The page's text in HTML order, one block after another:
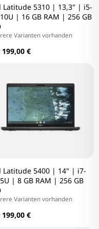
Latitude 5310 | 13,3" | i5-
| 16 GB RAM | 256 GB
Varianten vorhanden
€
Latitude 5400 | 14" | i7-
| 8 GB RAM | 256 GB
Varianten vorhanden
€